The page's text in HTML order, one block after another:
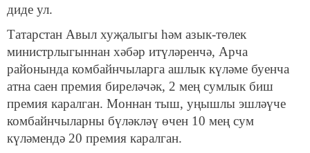
диде ул.
Татарстан Авыл хуҗалыгы һәм азык-төлек
министрлыгыннан хәбәр итүләренчә, Арча
районында комбайнчыларга ашлык күләме буенча
атна саен премия биреләчәк, 2 мең сумлык биш
премия каралган. Моннан тыш, уңышлы эшләүче
комбайнчыларны бүләкләү өчен 10 мең сум
күләмендә 20 премия каралган.